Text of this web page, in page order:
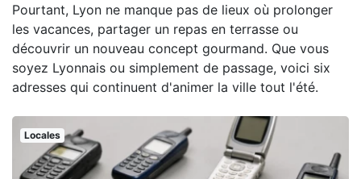
Pourtant, Lyon ne manque pas de lieux où prolonger
les vacances, partager un repas en terrasse ou
découvrir un nouveau concept gourmand. Que vous
soyez Lyonnais ou simplement de passage, voici six
adresses qui continuent d'animer la ville tout l'été.
Locales